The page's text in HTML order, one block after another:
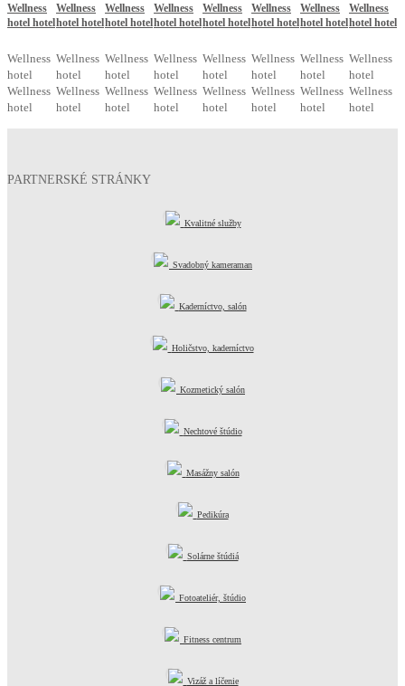
Wellness
hotel hotel
Wellness
hotel
Wellness
hotel
Wellness
hotel hotel
Wellness
hotel
Wellness
hotel
Wellness
hotel hotel
Wellness
hotel
Wellness
hotel
Wellness
hotel hotel
Wellness
hotel
Wellness
hotel
Wellness
hotel hotel
Wellness
hotel
Wellness
hotel
Wellness
hotel hotel
Wellness
hotel
Wellness
hotel
Wellness
hotel hotel
Wellness
hotel
Wellness
hotel
Wellness
hotel hotel
Wellness
hotel
Wellness
hotel
PARTNERSKÉ STRÁNKY
Kvalitné služby
Svadobný kameraman
Kaderníctvo, salón
Holičstvo, kaderníctvo
Kozmetický salón
Nechtové štúdio
Masážny salón
Pedikúra
Solárne štúdiá
Fotoateliér, štúdio
Fitness centrum
Vizáž a líčenie